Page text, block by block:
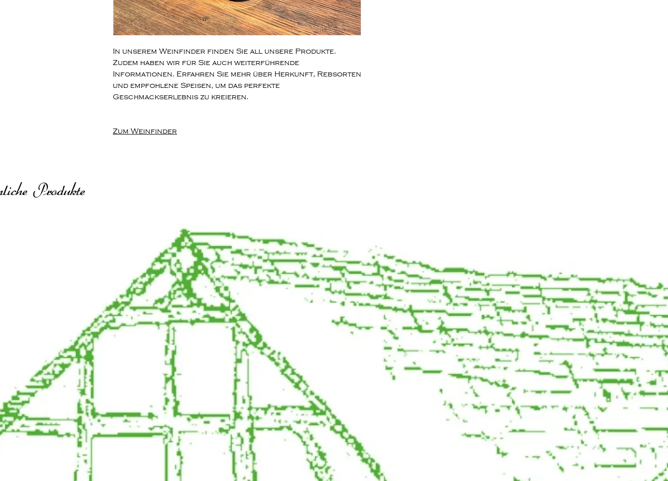
In unserem Weinfinder finden Sie all unsere Produkte.
Zudem haben wir für Sie auch weiterführende
Informationen. Erfahren Sie mehr über Herkunft, Rebsorten
und empfohlene Speisen, um das perfekte
Geschmackserlebnis zu kreieren. ​​​
Zum Weinfinder
Produkte